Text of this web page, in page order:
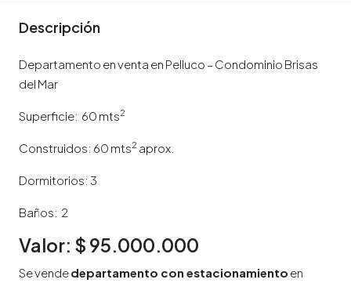
Descripción
Departamento en venta en Pelluco – Condominio Brisas
del Mar
Superficie: 60 mts2
Construidos: 60 mts2 aprox.
Dormitorios: 3
Baños: 2
Valor: $ 95.000.000
Se vendedepartamento con estacionamiento en